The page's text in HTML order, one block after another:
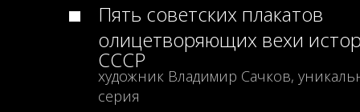
Пять советских плакатов
олицетворяющих вехи
СССР
художник Владимир Сачков,
серия